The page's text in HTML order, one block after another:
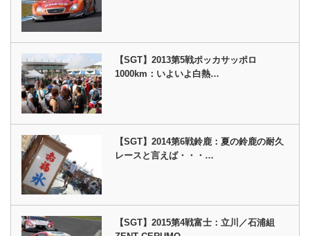
【SGT】2013第5戦ポッカサッポロ
1000km：いよいよ白熱…
【SGT】2014第6戦鈴鹿：夏の鈴鹿の耐久
レースと言えば・・・…
【SGT】2015第4戦富士：立川／石浦組